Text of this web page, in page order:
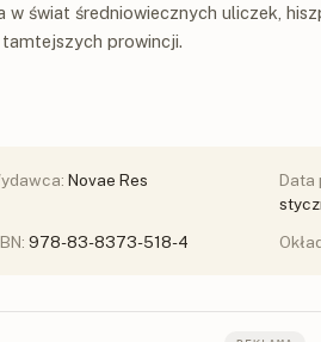
świat średniowiecznych uliczek,
prowincji.
Novae Res Data
978-83-8373-518-4